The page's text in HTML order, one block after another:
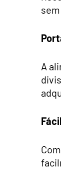
sem
A